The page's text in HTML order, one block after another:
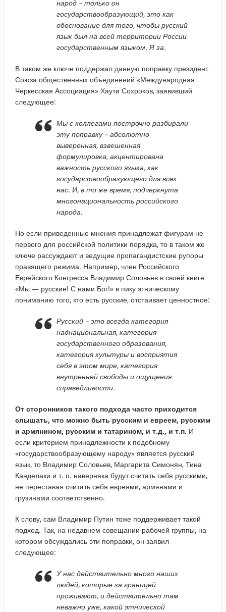
народ – только он
государствообразующий, это как
обоснование для того, чтобы русский
язык был на всей территории России
государственным языком. Я за.
В таком же ключе поддержал данную поправку президент
Союза общественных объединений «Международная
Черкесская Ассоциация» Хаути Сохроков, заявивший
следующее:
Мы с коллегами построчно разбирали
эту поправку – абсолютно
выверенная, взвешенная
формулировка, акцентирована
важность русского языка, как
государствообразующего для всех
нас. И, в то же время, подчеркнута
многонациональность российского
народа.
Но если приведенные мнения принадлежат фигурам не
первого для российской политики порядка, то в таком же
ключе рассуждают и ведущие пропагандистские рупоры
правящего режима. Например, член Российского
Еврейского Конгресса Владимир Соловьев в своей книге
«Мы — русские! С нами Бог!» в пику этническому
пониманию того, кто есть русские, отстаивает ценностное:
Русский – это всегда категория
наднациональная, категория
государственного образования,
категория культуры и восприятия
себя в этом мире, категория
внутренней свободы и ощущения
справедливости.
От сторонников такого подхода часто приходится
слышать, что можно быть русским и евреем, русским
и армянином, русским и татарином, и т.д., и т.п. И
если критерием принадлежности к подобному
«государствообразующему народу» является русский
язык, то Владимир Соловьев, Маргарита Симонян, Тина
Канделаки и т. п. наверняка будут считать себя русскими,
не переставая считать себя евреями, армянами и
грузинами соответственно.
К слову, сам Владимир Путин тоже поддерживает такой
подход. Так, на недавнем совещании рабочей группы, на
котором обсуждались эти поправки, он заявил
следующее:
У нас действительно много наших
людей, которые за границей
проживают, и действительно там
неважно уже, какой этнической